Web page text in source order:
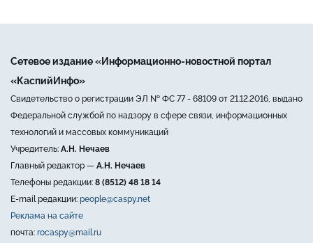
Сетевое издание «Информационно-новостной портал
«КаспийИнфо»
Свидетельство о регистрации ЭЛ № ФС 77 - 68109 от 21.12.2016, выдано
Федеральной службой по надзору в сфере связи, информационных
технологий и массовых коммуникаций
Учредитель: А.Н. Нечаев
Главный редактор — А.Н. Нечаев
Телефоны редакции: 8 (8512) 48 18 14
E-mail редакции: people@caspy.net
Реклама на сайте
почта: rocaspy@mail.ru